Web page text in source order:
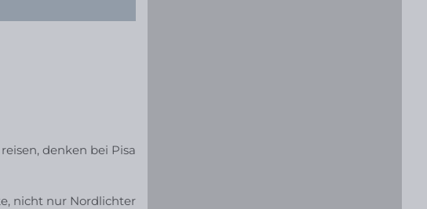
denken bei Pisa
nicht nur Nordlichter